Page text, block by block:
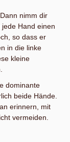
nimm dir
Hand einen
so dass er
in die linke
kleine
dominante
beide Hände.
erinnern, mit
vermeiden.